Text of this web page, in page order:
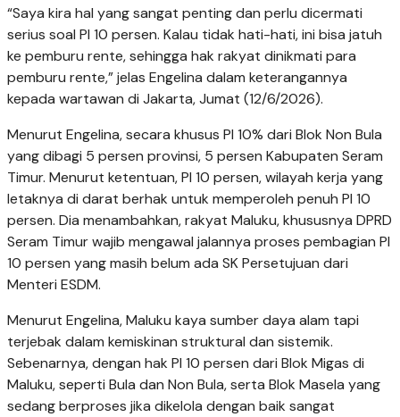
“Saya kira hal yang sangat penting dan perlu dicermati
serius soal PI 10 persen. Kalau tidak hati-hati, ini bisa jatuh
ke pemburu rente, sehingga hak rakyat dinikmati para
pemburu rente,” jelas Engelina dalam keterangannya
kepada wartawan di Jakarta, Jumat (12/6/2026).
Menurut Engelina, secara khusus PI 10% dari Blok Non Bula
yang dibagi 5 persen provinsi, 5 persen Kabupaten Seram
Timur. Menurut ketentuan, PI 10 persen, wilayah kerja yang
letaknya di darat berhak untuk memperoleh penuh PI 10
persen. Dia menambahkan, rakyat Maluku, khususnya DPRD
Seram Timur wajib mengawal jalannya proses pembagian PI
10 persen yang masih belum ada SK Persetujuan dari
Menteri ESDM.
Menurut Engelina, Maluku kaya sumber daya alam tapi
terjebak dalam kemiskinan struktural dan sistemik.
Sebenarnya, dengan hak PI 10 persen dari Blok Migas di
Maluku, seperti Bula dan Non Bula, serta Blok Masela yang
sedang berproses jika dikelola dengan baik sangat